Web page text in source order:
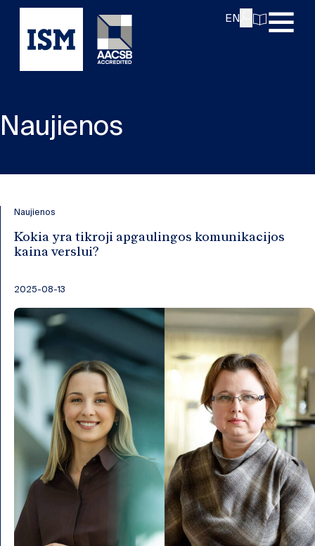
EN
Naujienos
Naujienos
Kokia yra tikroji apgaulingos komunikacijos
kaina verslui?
2025-08-13